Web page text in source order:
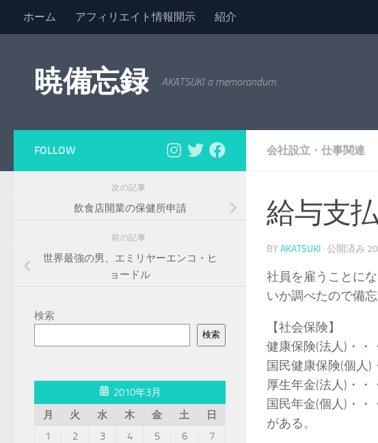
コンテンツへスキップ
ホーム アフィリエイト情報開示 紹介
暁備忘録 AKATSUKI a memorandum.
会社設立・仕事関連
給与支
BY AKATSUKI · 公開済み
社員を雇うことに
いか調べたので備
【社会保険】
健康保険(法人)・・
国民健康保険(個人)
厚生年金(法人)・・
国民年金(個人)・・
がある。
FOLLOW
次の記事
飲食店開業の保健所申請
前の記事
世界最強の男、エミリヤーエンコ・ヒ
ョードル
検索
検索
2010年3月
月
火 水 木 金 土
日
1
2 3 4 5 6
7